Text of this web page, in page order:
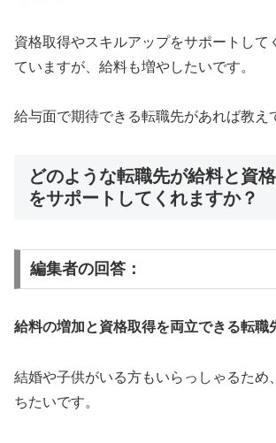
資格取得やスキルアップをサポートして
ていますが、給料も増やしたいです。
給与面で期待できる転職先があれば教え
どのような転職先が給料と資
をサポートしてくれますか？
編集者の回答：
給料の増加と資格取得を両立できる転職
結婚や子供がいる方もいらっしゃるため
ちたいです。